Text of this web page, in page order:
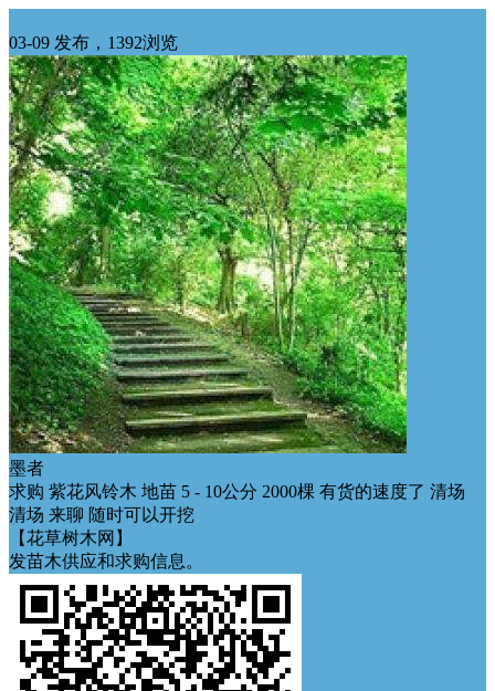
03-09 发布，1392浏览
墨者
求购 紫花风铃木 地苗 5 - 10公分 2000棵 有货的速度了 清场
清场 来聊 随时可以开挖
【花草树木网】
发苗木供应和求购信息。